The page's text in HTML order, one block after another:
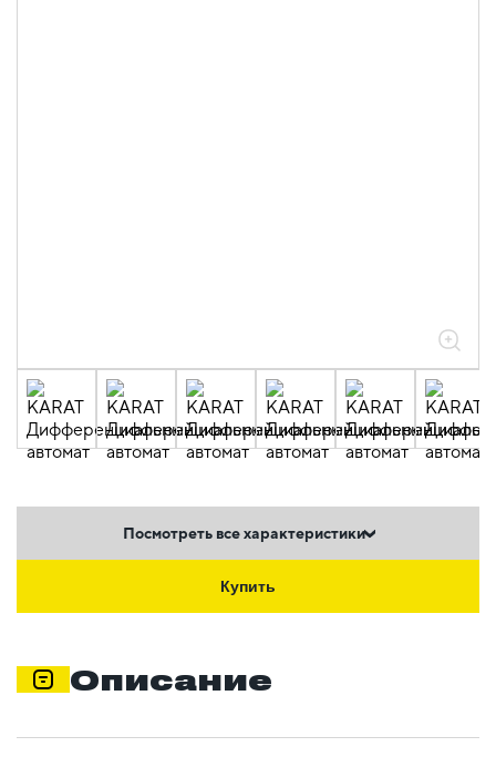
Посмотреть все характеристики
Купить
Описание